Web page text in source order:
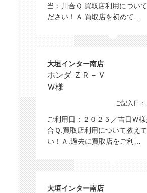
当：川合Ｑ.買取店利用につい
ださい！Ａ.買取店を初めて…
大垣インター南店
ホンダ ＺＲ－Ｖ
Ｗ様
ご記入日
ご利用日：２０２５／吉日Ｗ様
合Ｑ.買取店利用について教え
い！Ａ.過去に買取店をご利…
大垣インター南店